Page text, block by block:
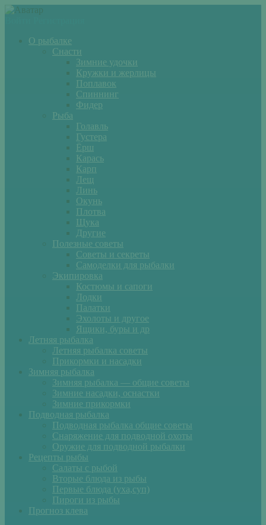
О рыбалке
Снасти
Зимние удочки
Кружки и жерлицы
Поплавок
Спиннинг
Фидер
Рыба
Голавль
Густера
Ёрш
Карась
Карп
Лещ
Линь
Окунь
Плотва
Щука
Другие
Полезные советы
Советы и секреты
Самоделки для рыбалки
Экипировка
Костюмы и сапоги
Лодки
Палатки
Эхолоты и другое
Ящики, буры и др
Летняя рыбалка
Летняя рыбалка советы
Прикормки и насадки
Зимняя рыбалка
Зимняя рыбалка — общие советы
Зимние насадки, оснастки
Зимние прикормки
Подводная рыбалка
Подводная рыбалка общие советы
Снаряжение для подводной охоты
Оружие для подводной рыбалки
Рецепты рыбы
Салаты с рыбой
Вторые блюда из рыбы
Первые блюда (уха,суп)
Пироги из рыбы
Прогноз клева